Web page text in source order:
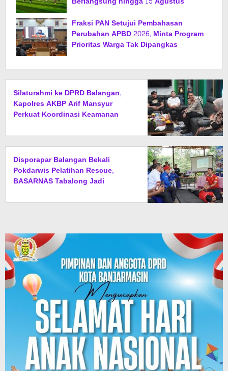
Fraksi PAN Setujui Pembahasan
Perubahan APBD 2026, Minta Program
Prioritas Warga Tak Dipangkas
Silaturahmi ke DPRD Balangan,
Kapolres AKBP Arif Mansyur
Perkuat Koordinasi Keamanan
Disporapar Balangan Bekali
Pokdarwis Pelatihan Rescue,
BASARNAS Tabalong Jadi